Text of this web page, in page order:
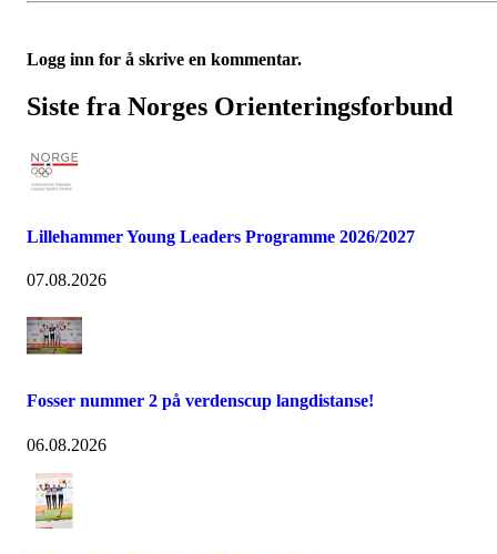
Logg inn for å skrive en kommentar.
Siste fra Norges Orienteringsforbund
Lillehammer Young Leaders Programme 2026/2027
07.08.2026
Fosser nummer 2 på verdenscup langdistanse!
06.08.2026